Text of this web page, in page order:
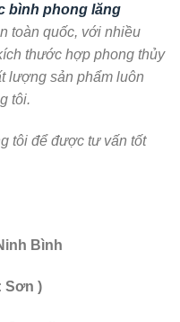
khu lăng mộ gia đình bằng
tại bình dương, hình ảnh
dương
ảnh kỳ đài bằng đá đẹp tại
lăng mộ dòng họ bằng đá đẹp
lăng mộ gia đình bằng đá
tại bình dương
kích thước
kích thước lăng thờ đá
lăng mộ bằng đá đẹp tại bình
họ bằng đá đẹp tại bình
dương,lăng thờ bằng đá tự
đá tự nhiên nguyên khối tại
họ bằng đá ninh bình tại